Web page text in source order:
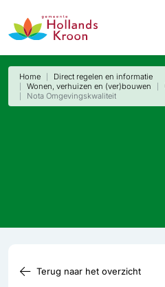
Home
Direct regelen en informatie
Wonen, verhuizen en (ver)bouwen
Nota Omgevingskwaliteit
Terug naar het overzicht